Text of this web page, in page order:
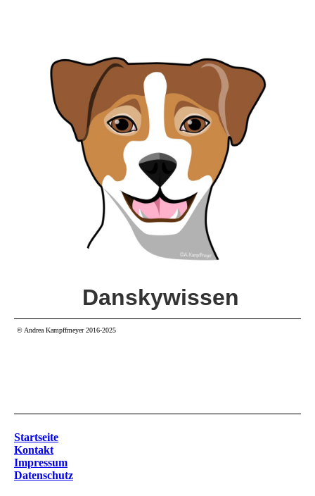
Danskywissen
© Andrea Kampffmeyer 2016-2025
Startseite
Kontakt
Impressum
Datenschutz